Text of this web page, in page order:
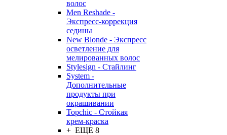
волос
Men Reshade -
Экспресс-коррекция
седины
New Blonde - Экспресс
осветление для
мелированных волос
Stylesign - Стайлинг
System -
Дополнительные
продукты при
окрашивании
Topchic - Стойкая
крем-краска
+ ЕЩЕ 8